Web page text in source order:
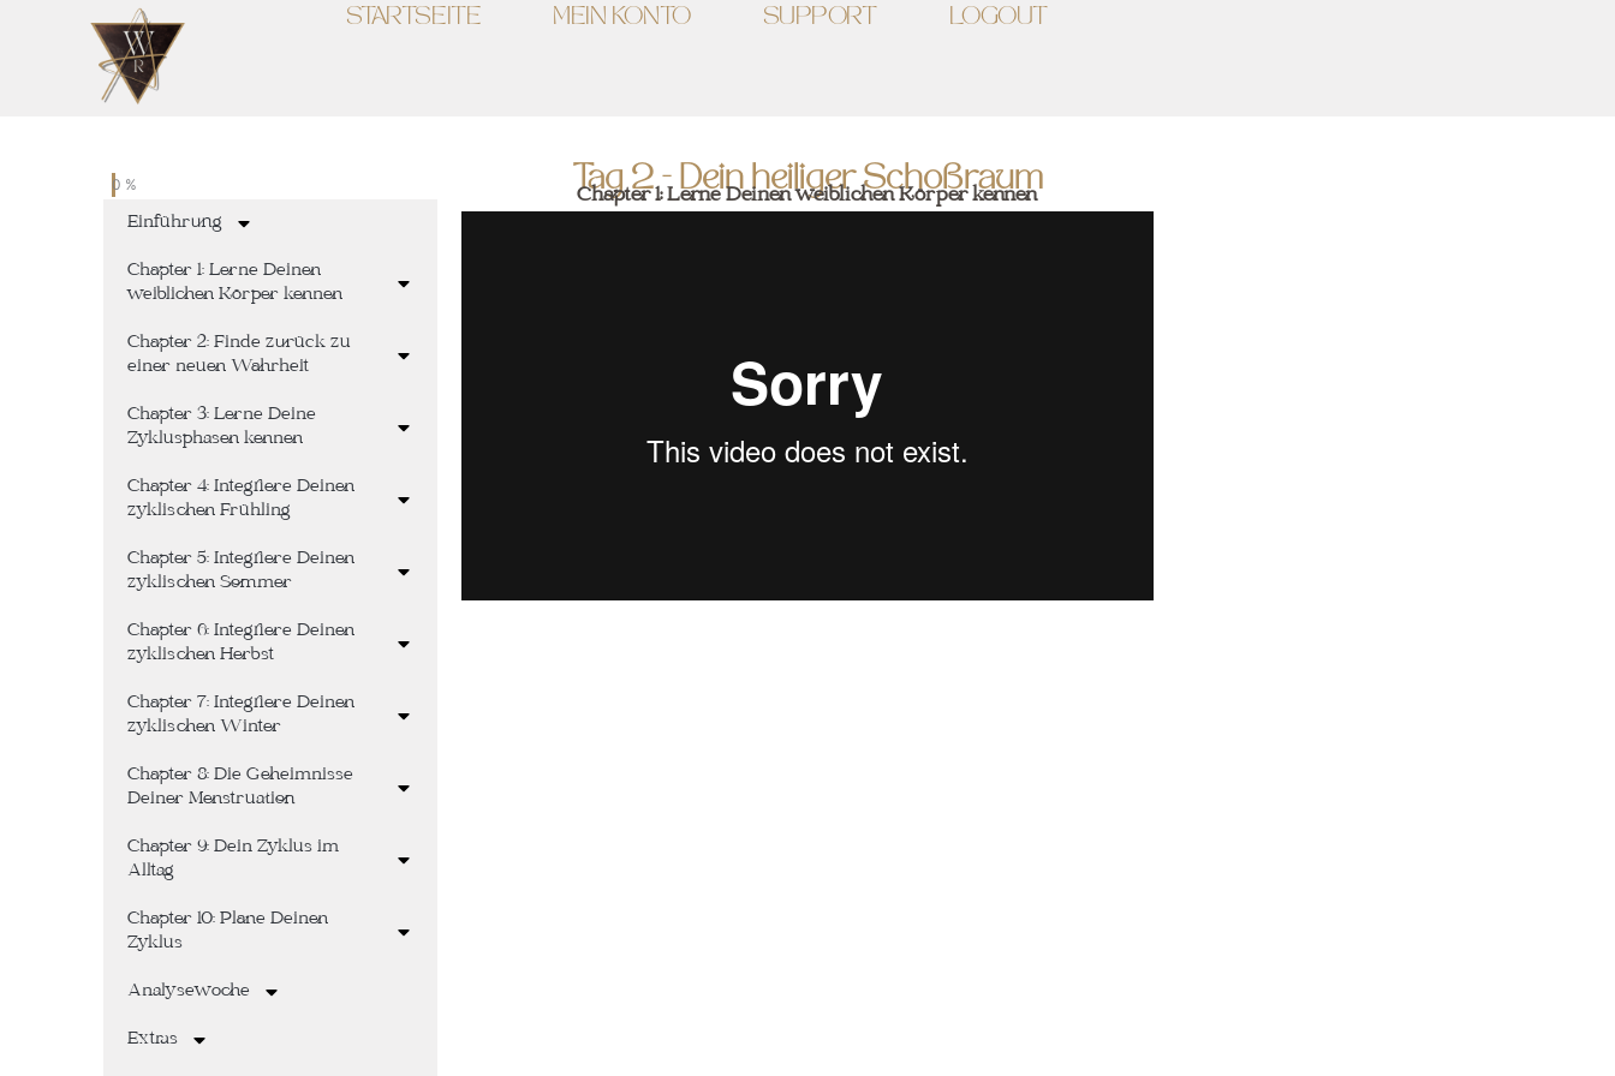
STARTSEITE MEIN KONTO SUPPORT LOGOUT
0 %
Einführung
Chapter 1: Lerne Deinen
weiblichen Körper kennen
Chapter 2: Finde zurück zu
einer neuen Wahrheit
Chapter 3: Lerne Deine
Zyklusphasen kennen
Chapter 4: Integriere Deinen
zyklischen Frühling
Chapter 5: Integriere Deinen
zyklischen Sommer
Chapter 6: Integriere Deinen
zyklischen Herbst
Chapter 7: Integriere Deinen
zyklischen Winter
Chapter 8: Die Geheimnisse
Deiner Menstruation
Chapter 9: Dein Zyklus im
Alltag
Chapter 10: Plane Deinen
Zyklus
Analysewoche
Extras
Tag 2 - Dein heiliger Schoßraum
Chapter 1: Lerne Deinen weiblichen Körper kennen